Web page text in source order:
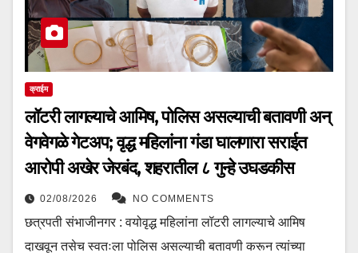
क्राईम
लॉटरी लागल्याचे आमिष, पोलिस असल्याची बतावणी अन्
वेगवेगळे गेटअप; वृद्ध महिलांना गंडा घालणारा सराईत
आरोपी अखेर जेरबंद, शहरातील ८ गुन्हे उघडकीस
02/08/2026 NO COMMENTS
छत्रपती संभाजीनगर : वयोवृद्ध महिलांना लॉटरी लागल्याचे आमिष
दाखवून तसेच स्वतःला पोलिस असल्याची बतावणी करून त्यांच्या